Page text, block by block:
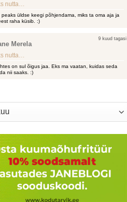
nutta…
peaks üldse keegi põhjendama, miks ta oma aja ja
raha küsib. :)
Merela
9 kuud tagasi
nutta…
on sul õigus jaa. Eks ma vaatan, kuidas seda
nii saaks. :)